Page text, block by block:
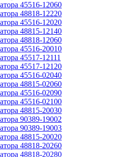
45516-12060
48818-12220
45516-12020
48815-12140
48818-12060
45516-20010
45517-12111
45517-12120
45516-02040
48815-02060
45516-02090
45516-02100
48815-20030
90389-19002
90389-19003
48815-20020
48818-20260
48818-20280